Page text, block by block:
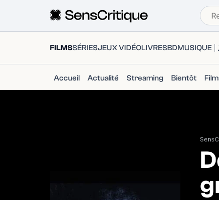
FILMSSÉRIESJEUX VIDÉOLIVRESBDMUSIQUE
Accueil Actualité Streaming Bientôt